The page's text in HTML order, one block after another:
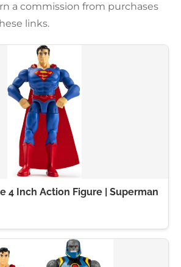
a commission from purchases
links.
4 Inch Action Figure | Superman